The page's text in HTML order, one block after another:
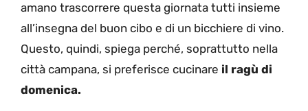
amano trascorrere questa giornata tutti insieme
all’insegna del buon cibo e di un bicchiere di vino.
Questo, quindi, spiega perché, soprattutto nella
città campana, si preferisce cucinare il ragù di
domenica.